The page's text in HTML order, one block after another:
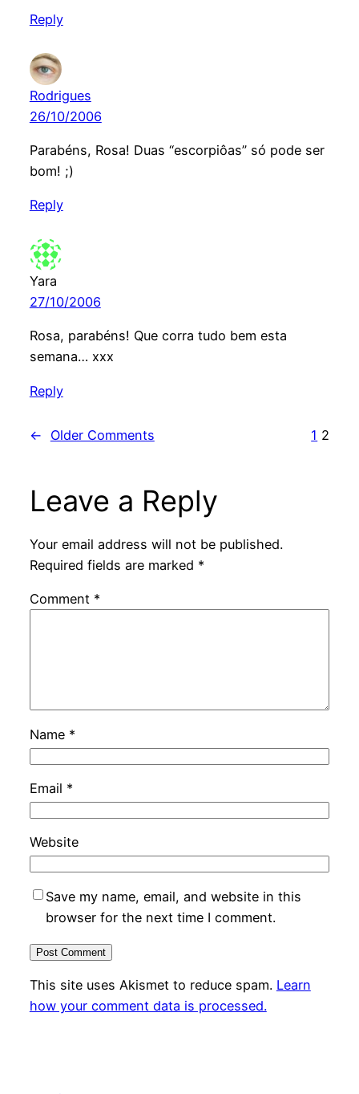
Reply
Rodrigues
26/10/2006
Parabéns, Rosa! Duas “escorpiôas” só pode ser
bom! ;)
Reply
Yara
27/10/2006
Rosa, parabéns! Que corra tudo bem esta
semana… xxx
Reply
← Older Comments 1 2
Leave a Reply
Your email address will not be published.
Required fields are marked *
Comment *
Name *
Email *
Website
Save my name, email, and website in this
browser for the next time I comment.
This site uses Akismet to reduce spam. Learn
how your comment data is processed.